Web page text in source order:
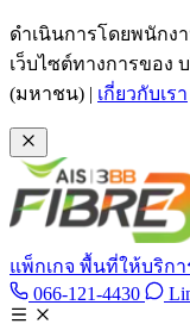
ข้ามไปเนื้อหาหลัก
ดำเนินการโดยพนักง
เว็บไซต์ทางการของ
(มหาชน) | เกี่ยวกับเรา
แพ็กเกจ พื้นที่ให้บริกา
066-121-4430 โทร